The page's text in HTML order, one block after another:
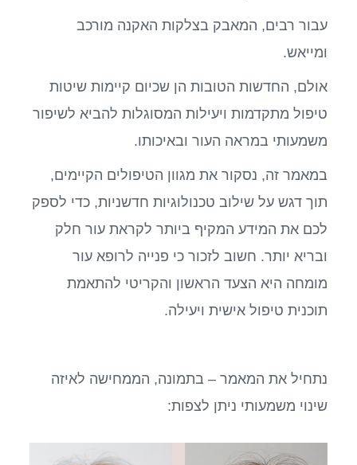
עבור רבים, המאבק בצלקות האקנה מורכב
ומייאש.
אולם, החדשות הטובות הן שכיום קיימות שיטות
טיפול מתקדמות ויעילות המסוגלות להביא לשיפור
משמעותי במראה העור ובאיכותו.
במאמר זה, נסקור את מגוון הטיפולים הקיימים,
תוך דגש על שילוב טכנולוגיות חדשניות, כדי לספק
לכם את המידע המקיף ביותר לקראת עור חלק
ובריא יותר. חשוב לזכור כי פנייה לרופא עור
מומחה היא הצעד הראשון והקריטי להתאמת
תוכנית טיפול אישית ויעילה.
נתחיל את המאמר – בתמונה, הממחישה לאיזה
שינוי משמעותי ניתן לצפות: